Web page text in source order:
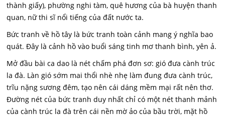
thành giấy), phường nghi tàm, quê hương của bà huyện thanh
quan, nữ thi sĩ nổi tiếng của đất nước ta.
Bức tranh về hồ tây là bức tranh toàn cảnh mang ý nghĩa bao
quát. Đây là cảnh hồ vào buổi sáng tinh mơ thanh bình, yên ả.
Mở đầu bài ca dao là nét chấm phá đơn sơ: gió đưa cành trúc
la đà. Làn gió sớm mai thổi nhè nhẹ làm đung đưa cành trúc,
trĩu nặng sương đêm, tạo nên cái dáng mềm mại rất nên thơ.
Đường nét của bức tranh duy nhất chỉ có một nét thanh mảnh
của cành trúc la đà trên cái nền mờ ảo của bầu trời, mặt hồ